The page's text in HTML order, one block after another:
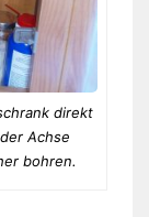
direkt
Achse
bohren.